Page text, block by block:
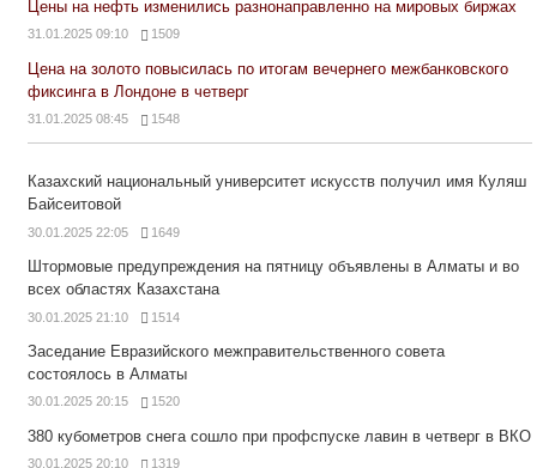
Цены на нефть изменились разнонаправленно на мировых биржах
31.01.2025 09:10 1509
Цена на золото повысилась по итогам вечернего межбанковского
фиксинга в Лондоне в четверг
31.01.2025 08:45 1548
Казахский национальный университет искусств получил имя Куляш
Байсеитовой
30.01.2025 22:05 1649
Штормовые предупреждения на пятницу объявлены в Алматы и во
всех областях Казахстана
30.01.2025 21:10 1514
Заседание Евразийского межправительственного совета
состоялось в Алматы
30.01.2025 20:15 1520
380 кубометров снега сошло при профспуске лавин в четверг в ВКО
30.01.2025 20:10 1319